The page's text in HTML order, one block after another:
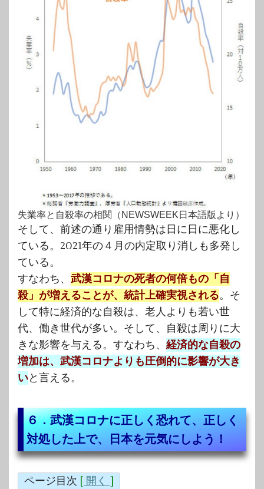
失業率と自殺率の相関（NEWSWEEK日本語版より）
そして、前述の通り雇用情勢は日に日に悪化し
ている。2021年の４月の内定取り消しも多発し
ている。
すなわち、 武漢コロナの死者の何倍もの「自
殺」が増えることが、統計上確実視される。そ
して特に経済的な自殺は、老人よりも若い世
代、働き世代が多い。そして、自殺は周りに大
きな影響を与える。すなわち、 経済的な自殺の
増加は、武漢コロナよりも圧倒的に影響が大き
いと言える。
６．武漢コロナに正しく恐れて、正しく
対処した上で、日本を元気にしよう！
ページ目次 [ 開く ]